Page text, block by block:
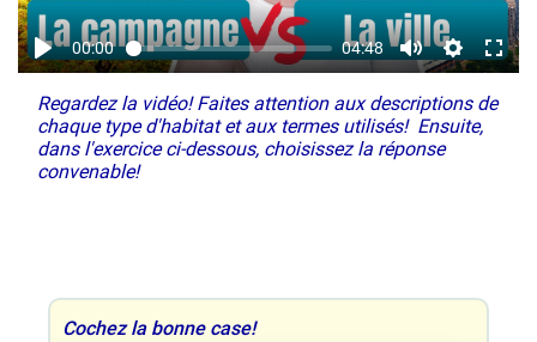
00:00 04:48
Regardez la vidéo! Faites attention aux descriptions de
chaque type d'habitat et aux termes utilisés! Ensuite,
dans l'exercice ci-dessous, choisissez la réponse
convenable!
Cochez la bonne case!